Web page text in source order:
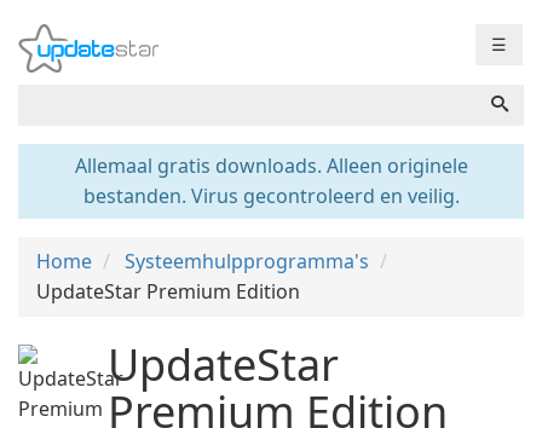
☰
Allemaal gratis downloads. Alleen originele
bestanden. Virus gecontroleerd en veilig.
Home
Systeemhulpprogramma's
UpdateStar Premium Edition
UpdateStar
Premium Edition